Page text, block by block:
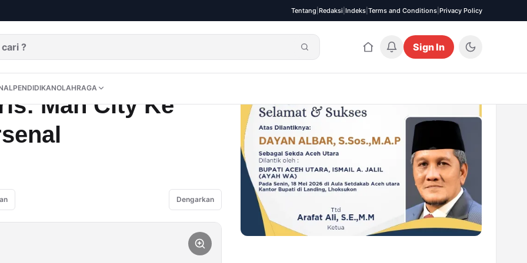
Tentang Redaksi Indeks Terms and Conditions Privacy Policy
OPININUSANTARAINTERNASIONALPENDIDIKANOLAHRAGA
Sign In
PENDIDIKANOLAHRAGA
Jumpa Arsenal
Man City Ke
Dengarkan